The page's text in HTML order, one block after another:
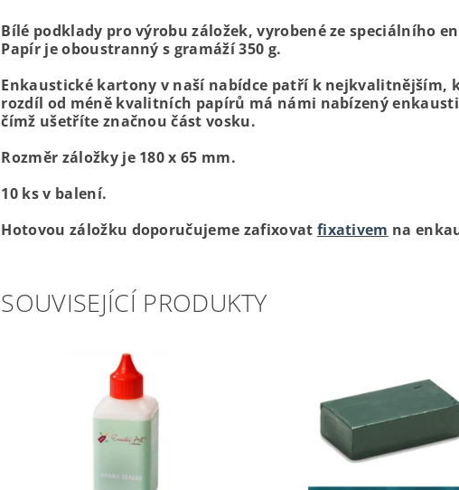
Bílé podklady pro výrobu záložek, vyrobené ze speciálního
Papír je oboustranný s gramáží 350 g.
Enkaustické kartony v naší nabídce patří k nejkvalitnějším,
rozdíl od méně kvalitních papírů má námi nabízený
čímž ušetříte značnou část vosku.
Rozměr záložky je 180 x 65 mm.
10 ks v balení.
Hotovou záložku doporučujeme zafixovat fixativem na
SOUVISEJÍCÍ PRODUKTY